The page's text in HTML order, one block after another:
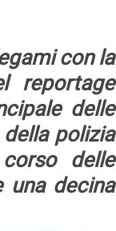
con la
reportage
delle
polizia
delle
una decina